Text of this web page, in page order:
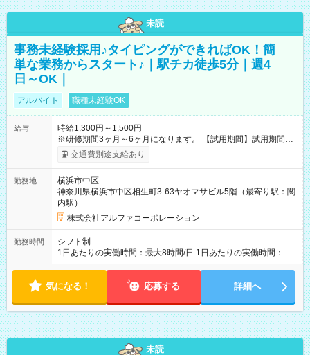
未読
事務未経験採用♪タイピングができればOK！簡
単な業務からスタート♪｜駅チカ徒歩5分｜週4
日～OK｜
アルバイト 職種未経験OK
給与
時給1,300円～1,500円
※研修期間3ヶ月～6ヶ月になります。 【試用期間】試用期間あ
り 試用期間の長さ：1ヶ月 雇用形態、給与は本採用時と同じで
す。
交通費別途支給あり
勤務地
横浜市中区
神奈川県横浜市中区相生町3-63ヤオマサビル5階（最寄り駅：関
内駅）
株式会社アルファコーポレーション
勤務時間
シフト制
1日あたりの実働時間：最大8時間/日 1日あたりの実働時間：
7~8時間 シフト例 ・10時00分～18時00分 ・10時00分～19時00
気になる！ 応募する 詳細へ
未読